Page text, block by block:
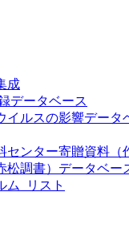
成
データベース
イルスの影響データ
ンター寄贈資料（
松調書）データベー
ム_リスト